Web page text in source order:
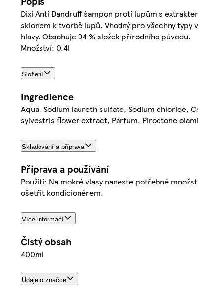
Dixi Anti Dandruff šampon proti lupům s
sklonem k tvorbě lupů. Vhodný pro všechny
hlavy. Obsahuje 94 % složek přírodního původu.
Množství: 0.4l
Složení
Ingredience
Aqua, Sodium laureth sulfate, Sodium chloride,
sylvestris flower extract, Parfum, Piroctone
Skladování a příprava
Příprava a používání
Použití: Na mokré vlasy naneste potřebné
ošetřit kondicionérem.
Více informací
Čistý obsah
400ml
Údaje o značce